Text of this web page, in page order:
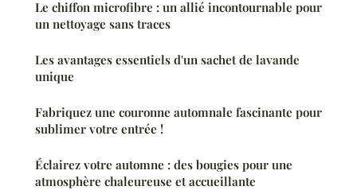
Le chiffon microfibre : un allié incontournable pour
un nettoyage sans traces
Les avantages essentiels d'un sachet de lavande
unique
Fabriquez une couronne automnale fascinante pour
sublimer votre entrée !
Éclairez votre automne : des bougies pour une
atmosphère chaleureuse et accueillante